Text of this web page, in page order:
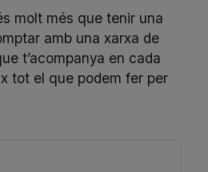
molt més que tenir una
amb una xarxa de
t’acompanya en cada
tot el que podem fer per